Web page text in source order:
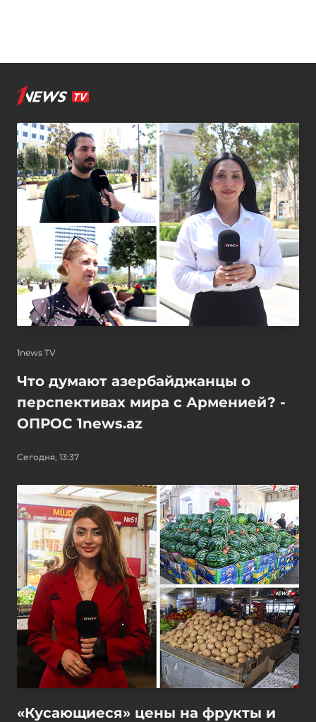
1news TV
Что думают азербайджанцы о
перспективах мира с Арменией? -
ОПРОС 1news.az
Сегодня, 13:37
«Кусающиеся» цены на фрукты и